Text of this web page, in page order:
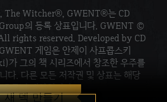
새 덱 만들기
The Witcher®, GWENT®는 CD
의 등록 상표입니다. GWENT ©
rights reserved. Developed by CD
게임은 안제이 사프콥스키
그의 책 시리즈에서 창조한 우주를
다. 다른 모든 저작권 및 상표는 해당
유주의 재산입니다.